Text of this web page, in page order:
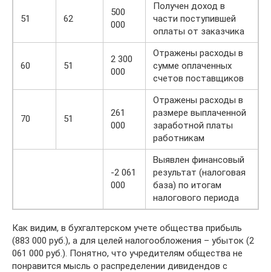
51 62
500
000
Получен доход в
части поступившей
оплаты от заказчика
60 51
2 300
000
Отражены расходы в
сумме оплаченных
счетов поставщиков
70 51
261
000
Отражены расходы в
размере выплаченной
заработной платы
работникам
-2 061
000
Выявлен финансовый
результат (налоговая
база) по итогам
налогового периода
Как видим, в бухгалтерском учете общества прибыль
(883 000 руб.), а для целей налогообложения – убыток (2
061 000 руб.). Понятно, что учредителям ­общества не
понравится мысль о распределении дивидендов с